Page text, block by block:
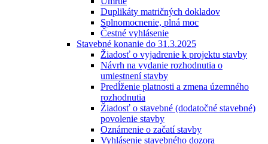
Duplikáty matričných dokladov
Splnomocnenie, plná moc
Čestné vyhlásenie
Stavebné konanie do 31.3.2025
Žiadosť o vyjadrenie k projektu stavby
Návrh na vydanie rozhodnutia o
umiestnení stavby
Predĺženie platnosti a zmena územného
rozhodnutia
Žiadosť o stavebné (dodatočné stavebné)
povolenie stavby
Oznámenie o začatí stavby
Vyhlásenie stavebného dozora